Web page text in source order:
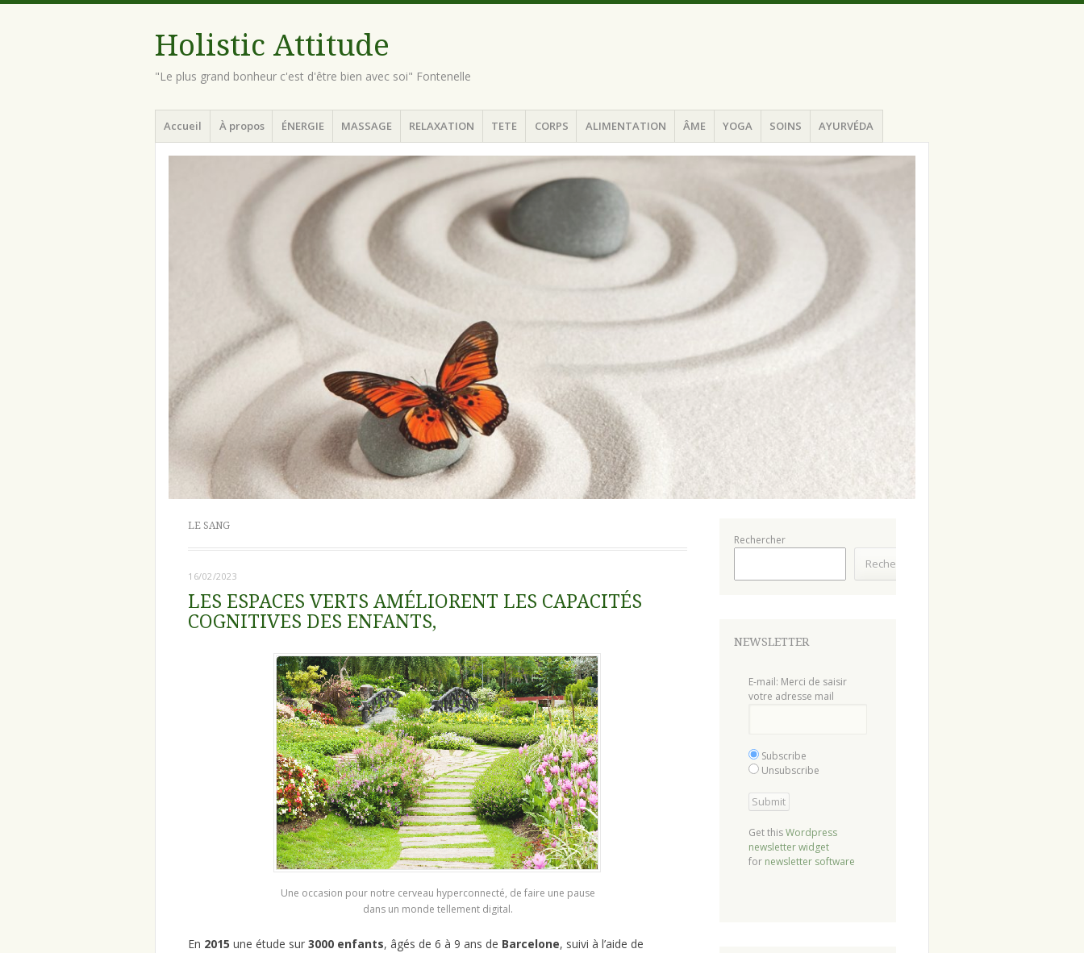
Holistic Attitude
"Le plus grand bonheur c'est d'être bien avec soi" Fontenelle
Menu
Aller
au
contenu
Accueil À propos ÉNERGIE MASSAGE RELAXATION TETE CORPS ALIMENTATION ÂME YOGA SOINS AYURVÉDA
LE SANG
16/02/2023
LES ESPACES VERTS AMÉLIORENT LES CAPACITÉS
COGNITIVES DES ENFANTS,
Une occasion pour notre cerveau hyperconnecté, de faire une pause
dans un monde tellement digital.
En 2015 une étude sur 3000 enfants, âgés de 6 à 9 ans de Barcelone, suivi à l’aide de
Rechercher
Rechercher
NEWSLETTER
E-mail: Merci de saisir
votre adresse mail
Subscribe
Unsubscribe
Get thisWordpress
newsletter widget
for newsletter software